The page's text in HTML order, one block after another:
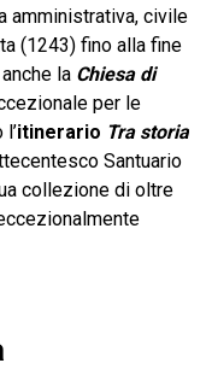
amministrativa, civile
(1243) fino alla fine
la Chiesa di
per le
itinerario Tra storia
Santuario
collezione di oltre